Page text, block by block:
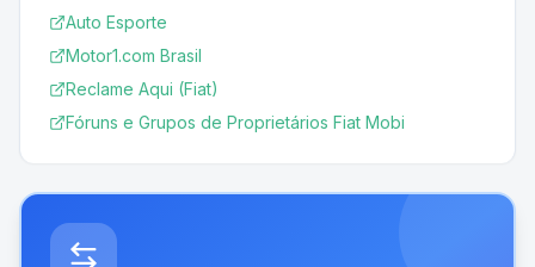
Auto Esporte
Motor1.com Brasil
Reclame Aqui (Fiat)
Fóruns e Grupos de Proprietários Fiat Mobi